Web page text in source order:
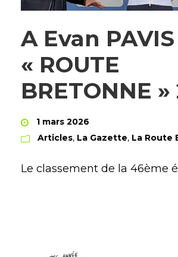
A Evan
« ROUTE
BRETONNE »
1 mars 2026
Articles, La Gazette, La Route
Le classement de la 46ème